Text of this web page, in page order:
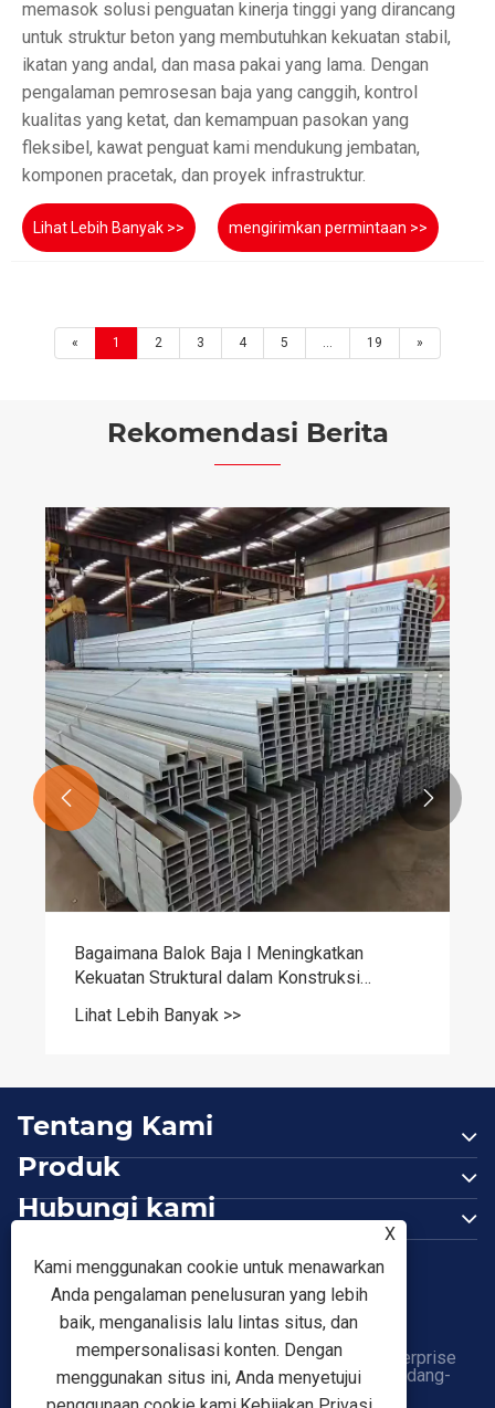
memasok solusi penguatan kinerja tinggi yang dirancang
untuk struktur beton yang membutuhkan kekuatan stabil,
ikatan yang andal, dan masa pakai yang lama. Dengan
pengalaman pemrosesan baja yang canggih, kontrol
kualitas yang ketat, dan kemampuan pasokan yang
fleksibel, kawat penguat kami mendukung jembatan,
komponen pracetak, dan proyek infrastruktur.
Lihat Lebih Banyak >> mengirimkan permintaan >>
« 1 2 3 4 5 19 »
Rekomendasi Berita
Bagaimana Balok Baja I Meningkatkan
Kekuatan Struktural dalam Konstruksi
Lihat Lebih Banyak >>
 
Tentang Kami
Produk
Hubungi kami
Hak Cipta © 2026 Tianjin Shunchen Hongye Enterprise
Management Co., Ltd. Semua Hak Dilindungi Undang-
undang.
Links Sitemap | RSS | XML
X
Kami menggunakan cookie untuk menawarkan
Anda pengalaman penelusuran yang lebih
baik, menganalisis lalu lintas situs, dan
mempersonalisasi konten. Dengan
menggunakan situs ini, Anda menyetujui